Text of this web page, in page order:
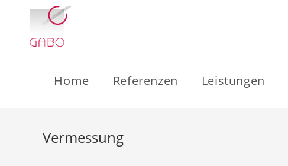
springen
Home Referenzen Leistungen
Vermessung